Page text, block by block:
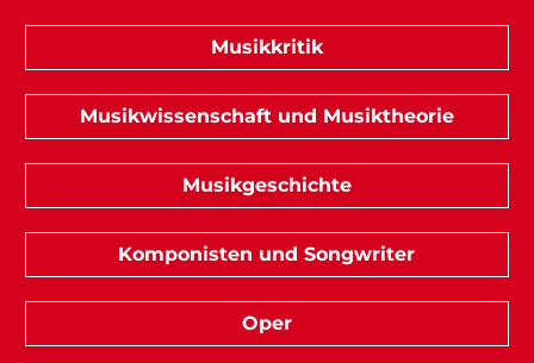
Musikkritik
Musikwissenschaft und Musiktheorie
Musikgeschichte
Komponisten und Songwriter
Oper